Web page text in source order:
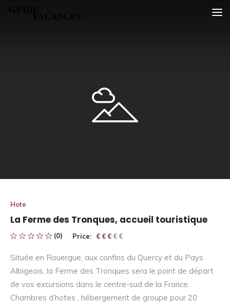
Hote
La Ferme des Tronques, accueil touristique
(0) Price: € € € € €
€ € €
Située en Rouergue, aux confins du Quercy et du Pays
Albigeois, la Ferme des Tronques sera le point de départ
de vos excursions dans le centre-sud de la France.
Chambres d’hotes , hébergement de groupe pour 20